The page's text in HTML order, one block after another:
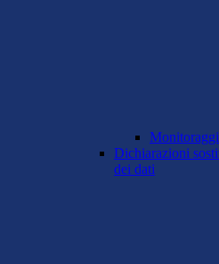
Dichiarazioni
dei dati